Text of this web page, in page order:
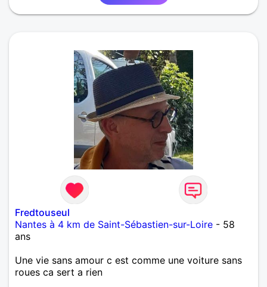
Fredtouseul
Nantes à 4 km de Saint-Sébastien-sur-Loire - 58
ans
Une vie sans amour c est comme une voiture sans
roues ca sert a rien